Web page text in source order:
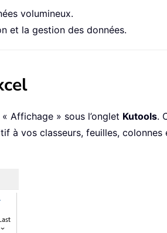
volumineux.
et la gestion des données.
Affichage » sous l’onglet Kutools.
à vos classeurs, feuilles,